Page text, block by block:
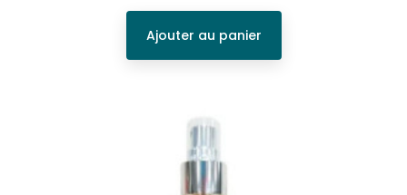
Ajouter au panier